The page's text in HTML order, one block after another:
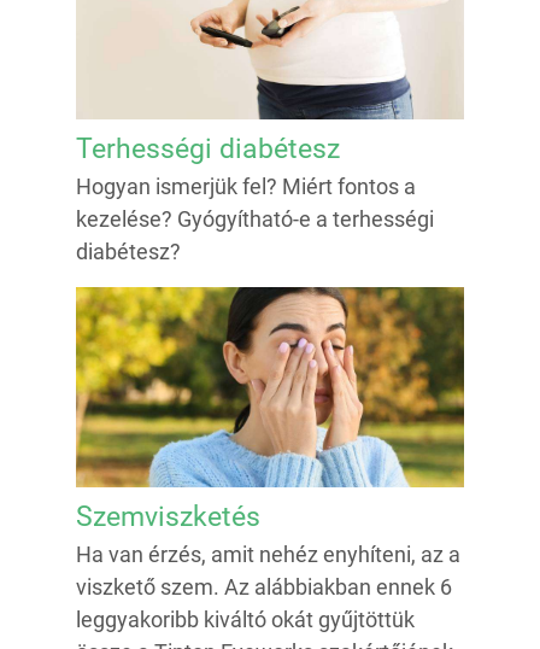
Terhességi diabétesz
Hogyan ismerjük fel? Miért fontos a
kezelése? Gyógyítható-e a terhességi
diabétesz?
Szemviszketés
Ha van érzés, amit nehéz enyhíteni, az a
viszkető szem. Az alábbiakban ennek 6
leggyakoribb kiváltó okát gyűjtöttük